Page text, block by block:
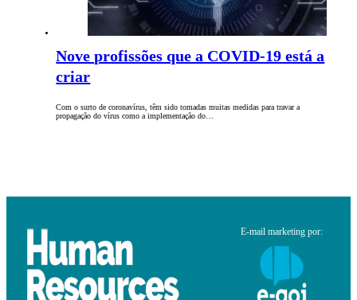
Nove profissões que a COVID-19 está a
criar
Com o surto de coronavírus, têm sido tomadas muitas medidas para travar a
propagação do vírus como a implementação do…
E-mail marketing por: